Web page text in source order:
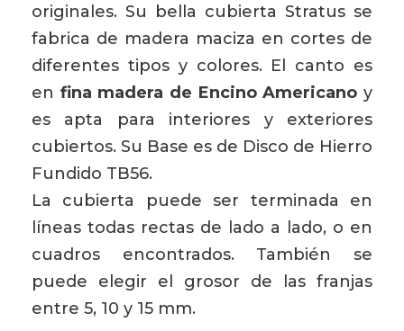
originales. Su bella cubierta Stratus se
fabrica de madera maciza en cortes de
diferentes tipos y colores. El canto es
en fina madera de Encino Americano y
es apta para interiores y exteriores
cubiertos. Su Base es de Disco de Hierro
Fundido TB56.
La cubierta puede ser terminada en
líneas todas rectas de lado a lado, o en
cuadros encontrados. También se
puede elegir el grosor de las franjas
entre 5, 10 y 15 mm.